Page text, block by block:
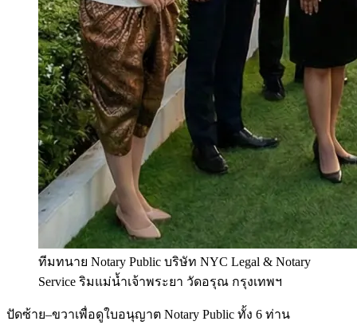
ทีมทนาย Notary Public บริษัท NYC Legal & Notary
Service ริมแม่น้ำเจ้าพระยา วัดอรุณ กรุงเทพฯ
ปัดซ้าย–ขวาเพื่อดูใบอนุญาต Notary Public ทั้ง 6 ท่าน